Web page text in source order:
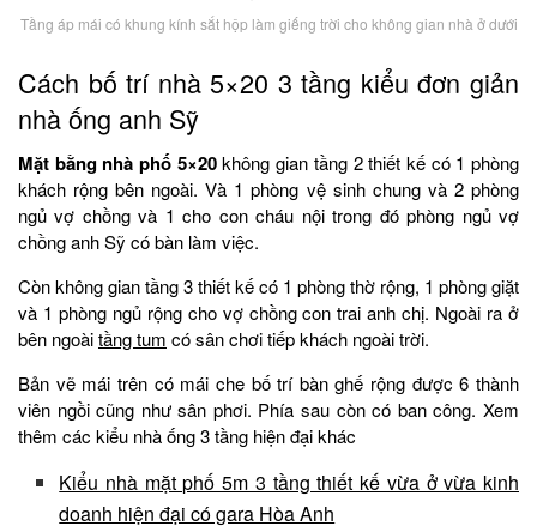
Tầng áp mái có khung kính sắt hộp làm giếng trời cho không gian nhà ở dưới
Cách bố trí nhà 5×20 3 tầng kiểu đơn giản
nhà ống anh Sỹ
Mặt bằng nhà phố 5×20không gian tầng 2 thiết kế có 1 phòng
khách rộng bên ngoài. Và 1 phòng vệ sinh chung và 2 phòng
ngủ vợ chồng và 1 cho con cháu nội trong đó phòng ngủ vợ
chồng anh Sỹ có bàn làm việc.
Còn không gian tầng 3 thiết kế có 1 phòng thờ rộng, 1 phòng giặt
và 1 phòng ngủ rộng cho vợ chồng con trai anh chị. Ngoài ra ở
bên ngoàitầng tum có sân chơi tiếp khách ngoài trời.
Bản vẽ mái trên có mái che bố trí bàn ghế rộng được 6 thành
viên ngồi cũng như sân phơi. Phía sau còn có ban công. Xem
thêm các kiểu nhà ống 3 tầng hiện đại khác
Kiểu nhà mặt phố 5m 3 tầng thiết kế vừa ở vừa kinh
doanh hiện đại có gara Hòa Anh